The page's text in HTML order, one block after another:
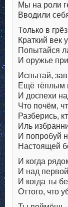
Мы на роли
Вводили
Только в
Краткий век
Попытайся
И оружье
Испытай,
Ещё тёплым
И доспехи
Что почём,
Разберись,
Иль
И попробуй
Настоящей
И когда
И над
И когда ты
Оттого, что